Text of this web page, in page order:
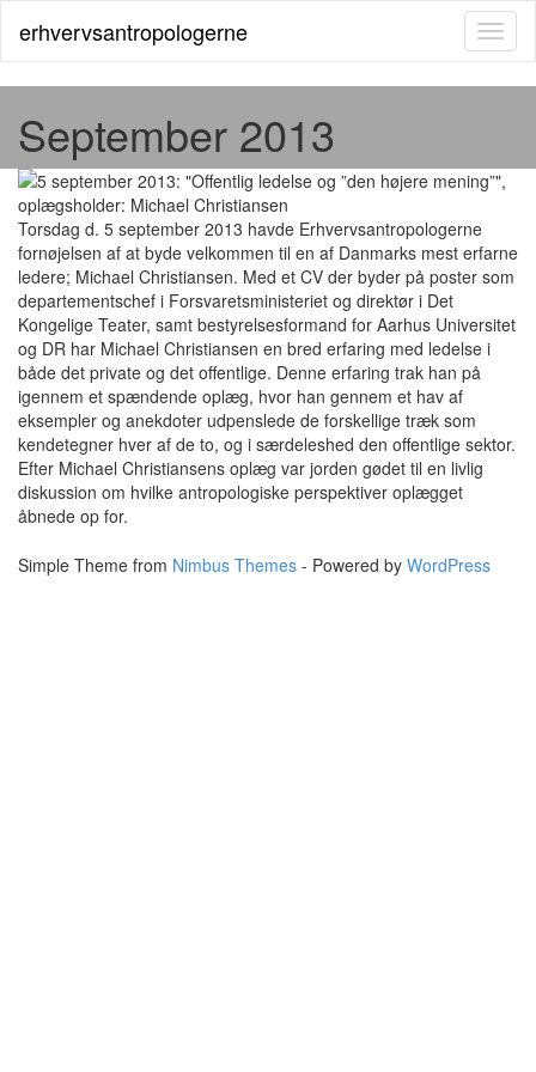
erhvervsantropologerne
September 2013
Torsdag d. 5 september 2013 havde Erhvervsantropologerne
fornøjelsen af at byde velkommen til en af Danmarks mest erfarne
ledere; Michael Christiansen. Med et CV der byder på poster som
departementschef i Forsvaretsministeriet og direktør i Det
Kongelige Teater, samt bestyrelsesformand for Aarhus Universitet
og DR har Michael Christiansen en bred erfaring med ledelse i
både det private og det offentlige. Denne erfaring trak han på
igennem et spændende oplæg, hvor han gennem et hav af
eksempler og anekdoter udpenslede de forskellige træk som
kendetegner hver af de to, og i særdeleshed den offentlige sektor.
Efter Michael Christiansens oplæg var jorden gødet til en livlig
diskussion om hvilke antropologiske perspektiver oplægget
åbnede op for.
Simple Theme from Nimbus Themes - Powered by WordPress